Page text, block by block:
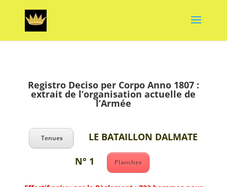
Registro Deciso per Corpo Anno 1807 :
extrait de l’organisation actuelle de
l’Armée
Tenues
LE BATAILLON DALMATE
N° 1
Planches